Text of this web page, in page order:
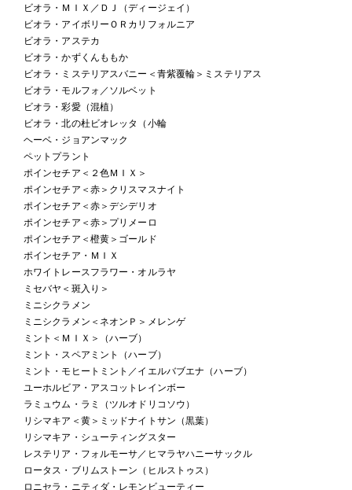
ビオラ・ＭＩＸ／ＤＪ（ディージェイ）
ビオラ・アイボリーＯＲカリフォルニア
ビオラ・アステカ
ビオラ・かずくんももか
ビオラ・ミステリアスバニー＜青紫覆輪＞ミステリアス
ビオラ・モルフォ／ソルベット
ビオラ・彩愛（混植）
ビオラ・北の杜ビオレッタ（小輪
ヘーベ・ジョアンマック
ペットプラント
ポインセチア＜２色ＭＩＸ＞
ポインセチア＜赤＞クリスマスナイト
ポインセチア＜赤＞デシデリオ
ポインセチア＜赤＞プリメーロ
ポインセチア＜橙黄＞ゴールド
ポインセチア・ＭＩＸ
ホワイトレースフラワー・オルラヤ
ミセバヤ＜斑入り＞
ミニシクラメン
ミニシクラメン＜ネオンＰ＞メレンゲ
ミント＜ＭＩＸ＞（ハーブ）
ミント・スペアミント（ハーブ）
ミント・モヒートミント／イエルバブエナ（ハーブ）
ユーホルビア・アスコットレインボー
ラミュウム・ラミ（ツルオドリコソウ）
リシマキア＜黄＞ミッドナイトサン（黒葉）
リシマキア・シューティングスター
レステリア・フォルモーサ／ヒマラヤハニーサックル
ロータス・ブリムストーン（ヒルストゥス）
ロニセラ・ニティダ・レモンビューティー